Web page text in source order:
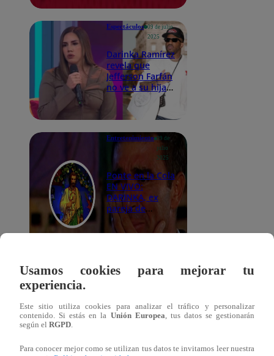
Espectáculos
09 de julio
2025
Darinka Ramírez
revela que
Jefferson Farfán
no ve a su hija
hace dos meses
| VIDEO
Entretenimiento 09 de
julio
2025
Ponte en la Cola
EN VIVO:
DARINKA, ex
pareja de
Farfán, llega al
programa de
tarde.
2025
incomodó
Usamos cookies para mejorar tu
experiencia.
Este sitio utiliza cookies para analizar el tráfico y personalizar
contenido. Si estás en la Unión Europea, tus datos se gestionarán
según el RGPD.
Para conocer mejor como se utilizan tus datos te invitamos leer nuestra